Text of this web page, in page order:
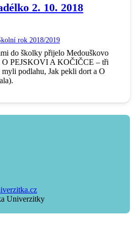
2. 10. 2018
rok 2018/2019
do školky přijelo Medouškovo
O PEJSKOVI A KOČIČCE – tři
podlahu, Jak pekli dort a O
Univerzitky